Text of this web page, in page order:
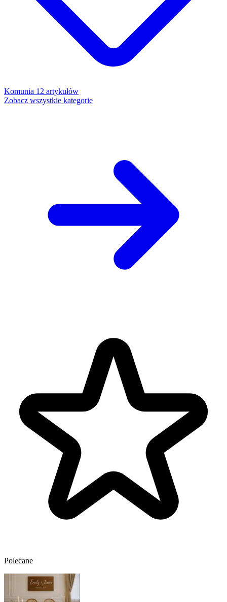
Komunia 12 artykułów
Zobacz wszystkie kategorie
Polecane